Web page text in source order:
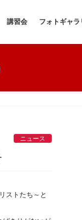
講習会 フォトギャラ
ニュース
ストたち～と